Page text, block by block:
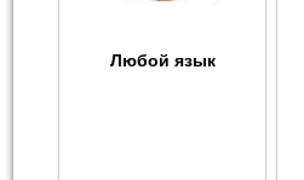
Любой язык